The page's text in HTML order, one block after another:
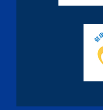
・2019年11月(7記事)
・2019年10月(10記
・2019年9月(7記事)
・2019年8月(10記事)